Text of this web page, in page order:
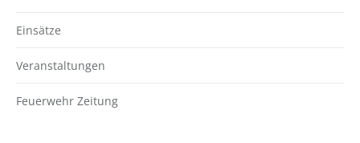
Einsätze
Veranstaltungen
Feuerwehr Zeitung